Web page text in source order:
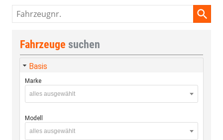
Fahrzeugnr.
Fahrzeuge suchen
Basis
Marke
alles ausgewählt
Modell
alles ausgewählt